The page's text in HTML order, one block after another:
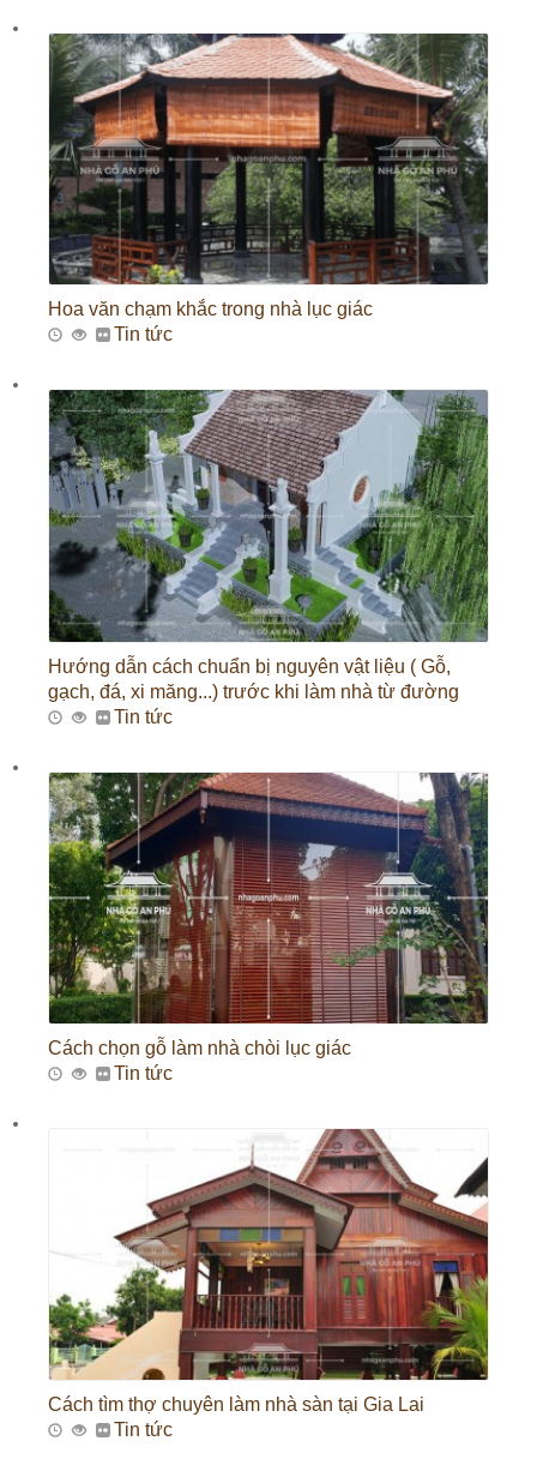
Hoa văn chạm khắc trong nhà lục giác
Tin tức
Hướng dẫn cách chuẩn bị nguyên vật liệu ( Gỗ,
gạch, đá, xi măng...) trước khi làm nhà từ đường
Tin tức
Cách chọn gỗ làm nhà chòi lục giác
Tin tức
Cách tìm thợ chuyên làm nhà sàn tại Gia Lai
Tin tức